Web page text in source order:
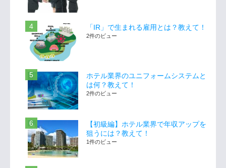
「IR」で生まれる雇用とは？教えて！
2件のビュー
ホテル業界のユニフォームシステムと
は何？教えて！
2件のビュー
【初級編】ホテル業界で年収アップを
狙うには？教えて！
1件のビュー